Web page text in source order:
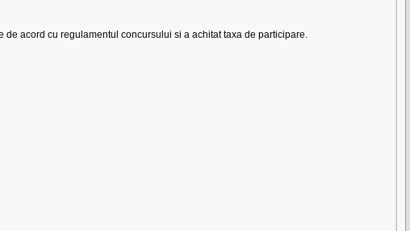
acord cu regulamentul concursului si a achitat taxa de participare.